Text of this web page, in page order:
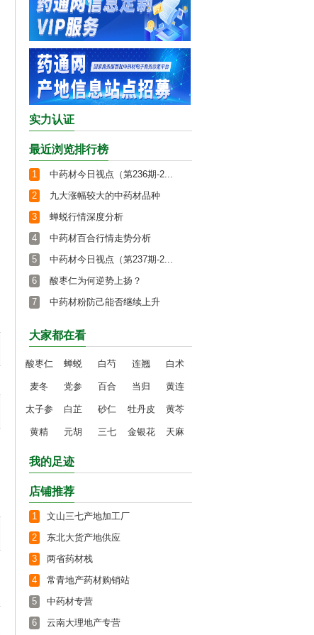
实力认证
最近浏览排行榜
1
中药材今日视点（第236期-2...
2
九大涨幅较大的中药材品种
3
蝉蜕行情深度分析
4
中药材百合行情走势分析
5
中药材今日视点（第237期-2...
6
酸枣仁为何逆势上扬？
7
中药材粉防己能否继续上升
大家都在看
酸枣仁 蝉蜕 白芍 连翘 白术
麦冬 党参 百合 当归 黄连
太子参 白芷 砂仁 牡丹皮 黄芩
黄精 元胡 三七 金银花 天麻
我的足迹
店铺推荐
1
文山三七产地加工厂
2
东北大货产地供应
3
两省药材栈
4
常青地产药材购销站
5
中药材专营
6
云南大理地产专营